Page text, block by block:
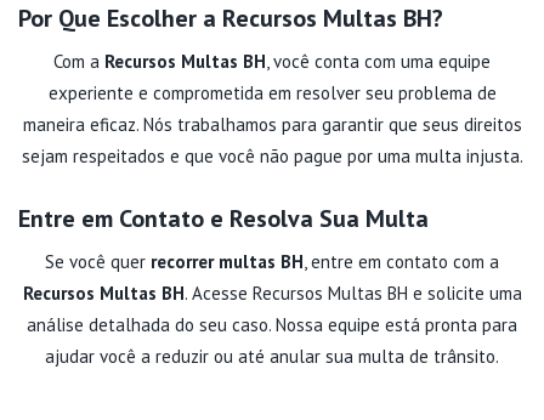
Por Que Escolher a Recursos Multas BH?
Com a Recursos Multas BH , você conta com uma equipe
experiente e comprometida em resolver seu problema de
maneira eficaz. Nós trabalhamos para garantir que seus direitos
sejam respeitados e que você não pague por uma multa injusta.
Entre em Contato e Resolva Sua Multa
Se você quer recorrer multas BH , entre em contato com a
Recursos Multas BH. Acesse Recursos Multas BH e solicite uma
análise detalhada do seu caso. Nossa equipe está pronta para
ajudar você a reduzir ou até anular sua multa de trânsito.